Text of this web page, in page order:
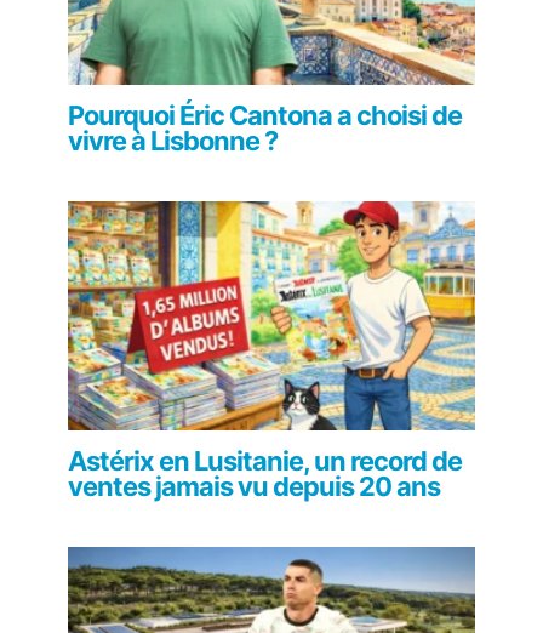
Pourquoi Éric Cantona a choisi de
vivre à Lisbonne ?
Astérix en Lusitanie, un record de
ventes jamais vu depuis 20 ans